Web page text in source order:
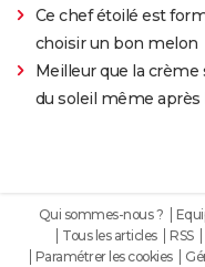
Ce chef étoilé est
choisir un bon melon
Meilleur que la
du soleil même après
Qui sommes-nous ?
Tous les articles
RSS
Paramétrer les cookies